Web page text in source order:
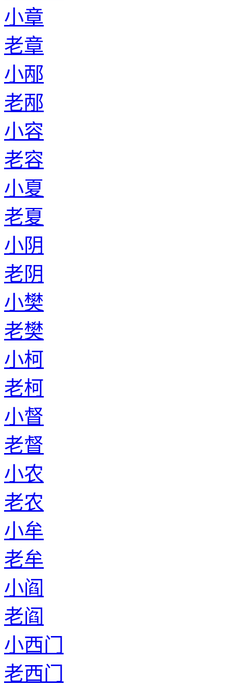
小章
老章
小邴
老邴
小容
老容
小夏
老夏
小阴
老阴
小樊
老樊
小柯
老柯
小督
老督
小农
老农
小牟
老牟
小阎
老阎
小西门
老西门